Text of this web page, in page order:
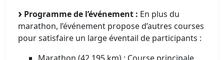
Programme de l’événement : En plus du
marathon, l’événement propose d’autres courses
pour satisfaire un large éventail de participants :​